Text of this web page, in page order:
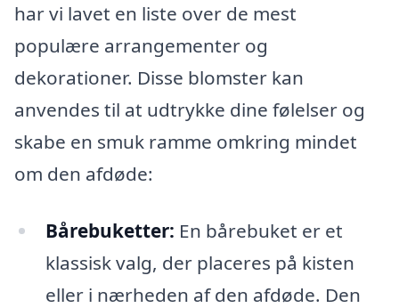
har vi lavet en liste over de mest
populære arrangementer og
dekorationer. Disse blomster kan
anvendes til at udtrykke dine følelser og
skabe en smuk ramme omkring mindet
om den afdøde:
Bårebuketter: En bårebuket er et
klassisk valg, der placeres på kisten
eller i nærheden af den afdøde. Den